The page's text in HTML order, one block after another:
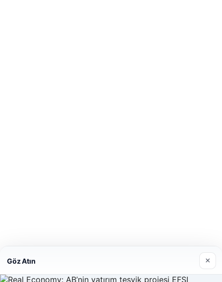
Göz Atın ×